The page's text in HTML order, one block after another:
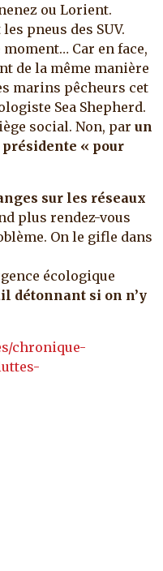
ou Lorient.
pneus des SUV.
Car en face,
de la même manière
marins pêcheurs cet
Sea Shepherd.
social. Non, par un
« pour
sur les réseaux
plus rendez-vous
On le gifle dans
écologique
détonnant si on n’y
chronique-